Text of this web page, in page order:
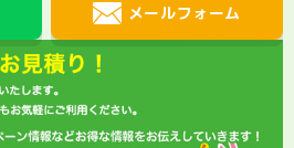
メールフォーム